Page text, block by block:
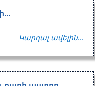
Կարդալ ավելին...